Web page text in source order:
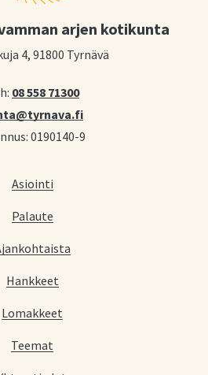
arjen kotikunta
4, 91800 Tyrnävä
08 558 71300
0190140-9
Asiointi
Palaute
Hankkeet
Lomakkeet
Teemat